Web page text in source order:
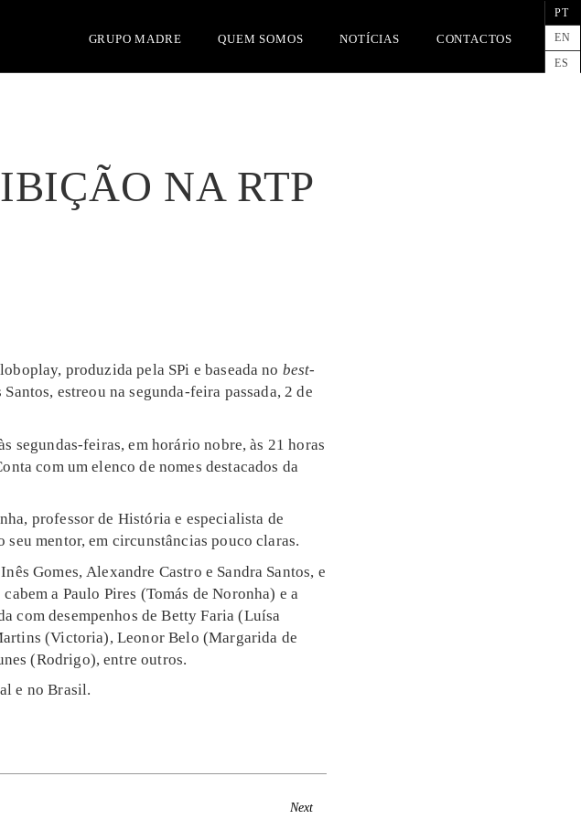
GRUPO MADRE QUEM SOMOS NOTÍCIAS CONTACTOS
NA RTP
produzida pela SPi e baseada no best-
estreou na segunda-feira passada, 2 de
segundas-feiras, em horário nobre, às 21 horas
com um elenco de nomes destacados da
professor de História e especialista de
mentor, em circunstâncias pouco claras.
Gomes, Alexandre Castro e Sandra Santos, e
a Paulo Pires (Tomás de Noronha) e a
com desempenhos de Betty Faria (Luísa
(Victoria), Leonor Belo (Margarida de
(Rodrigo), entre outros.
e no Brasil.
Next
PT
EN
ES